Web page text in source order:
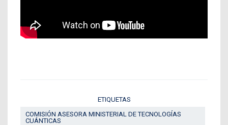
ETIQUETAS
COMISIÓN ASESORA MINISTERIAL DE TECNOLOGÍAS
CUÁNTICAS